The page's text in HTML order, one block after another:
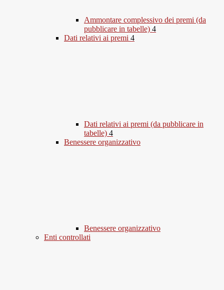
Ammontare complessivo dei premi (da
pubblicare in tabelle) 4
Dati relativi ai premi 4
Dati relativi ai premi (da pubblicare in
tabelle) 4
Benessere organizzativo
Benessere organizzativo
Enti controllati